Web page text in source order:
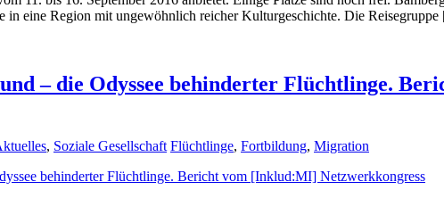
in eine Region mit ungewöhnlich reicher Kulturgeschichte. Die
– die Odyssee behinderter Flüchtlinge.
, Soziale Gesellschaft Flüchtlinge, Fortbildung, Migration